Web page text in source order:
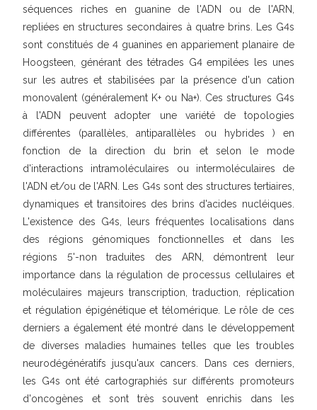
séquences riches en guanine de l'ADN ou de l'ARN,
repliées en structures secondaires à quatre brins. Les G4s
sont constitués de 4 guanines en appariement planaire de
Hoogsteen, générant des tétrades G4 empilées les unes
sur les autres et stabilisées par la présence d'un cation
monovalent (généralement K+ ou Na+). Ces structures G4s
à l'ADN peuvent adopter une variété de topologies
différentes (parallèles, antiparallèles ou hybrides ) en
fonction de la direction du brin et selon le mode
d'interactions intramoléculaires ou intermoléculaires de
l'ADN et/ou de l'ARN. Les G4s sont des structures tertiaires,
dynamiques et transitoires des brins d'acides nucléiques.
L'existence des G4s, leurs fréquentes localisations dans
des régions génomiques fonctionnelles et dans les
régions 5'-non traduites des ARN, démontrent leur
importance dans la régulation de processus cellulaires et
moléculaires majeurs transcription, traduction, réplication
et régulation épigénétique et télomérique. Le rôle de ces
derniers a également été montré dans le développement
de diverses maladies humaines telles que les troubles
neurodégénératifs jusqu'aux cancers. Dans ces derniers,
les G4s ont été cartographiés sur différents promoteurs
d'oncogènes et sont très souvent enrichis dans les